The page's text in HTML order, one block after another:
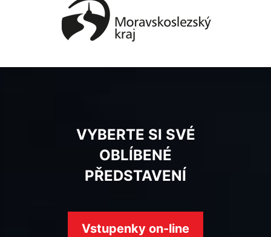
VYBERTE SI SVÉ
OBLÍBENÉ
PŘEDSTAVENÍ
Vstupenky on-line